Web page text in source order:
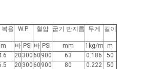
복용 W.P. 혈압 굽기 반지름 무게 길이
바 PSI 바 PSI mm 1kg/m
m
20 300 60 900 63 0.186
50
20 300 60 900 80 0.222
50